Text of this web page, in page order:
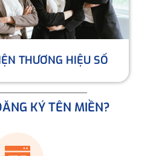
THƯƠNG HIỆU SỐ
KÝ TÊN MIỀN?